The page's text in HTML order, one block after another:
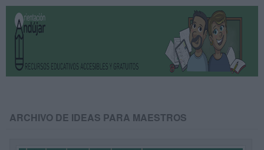
ARCHIVO DE IDEAS PARA MAESTROS